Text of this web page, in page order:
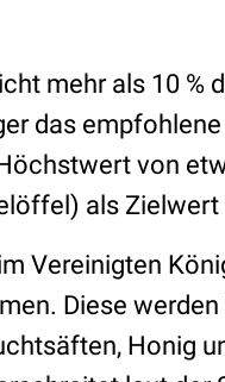
mehr als 10 %
das
von
als
Vereinigten
Diese
Honig